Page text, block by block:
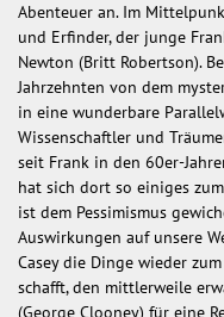
Abenteuer an. Im
und Erfinder, der junge
Newton (Britt Robertson).
Jahrzehnten von dem
in eine wunderbare
Wissenschaftler und
seit Frank in den 60er-
hat sich dort so einiges
ist dem Pessimismus
Auswirkungen auf unsere
Casey die Dinge wieder
schafft, den mittlerweile
(George Clooney) für eine